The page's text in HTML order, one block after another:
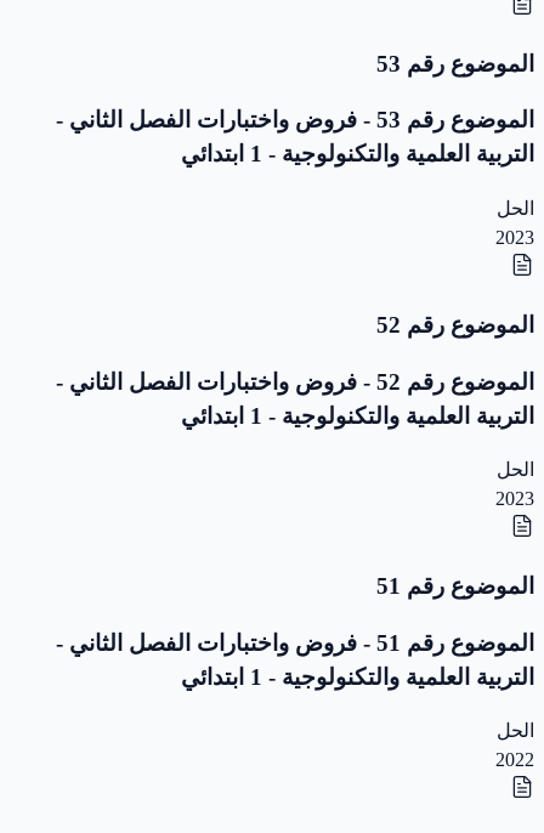
الموضوع رقم 53
الموضوع رقم 53 - فروض واختبارات الفصل الثاني -
التربية العلمية والتكنولوجية - 1 ابتدائي
الحل
2023
الموضوع رقم 52
الموضوع رقم 52 - فروض واختبارات الفصل الثاني -
التربية العلمية والتكنولوجية - 1 ابتدائي
الحل
2023
الموضوع رقم 51
الموضوع رقم 51 - فروض واختبارات الفصل الثاني -
التربية العلمية والتكنولوجية - 1 ابتدائي
الحل
2022